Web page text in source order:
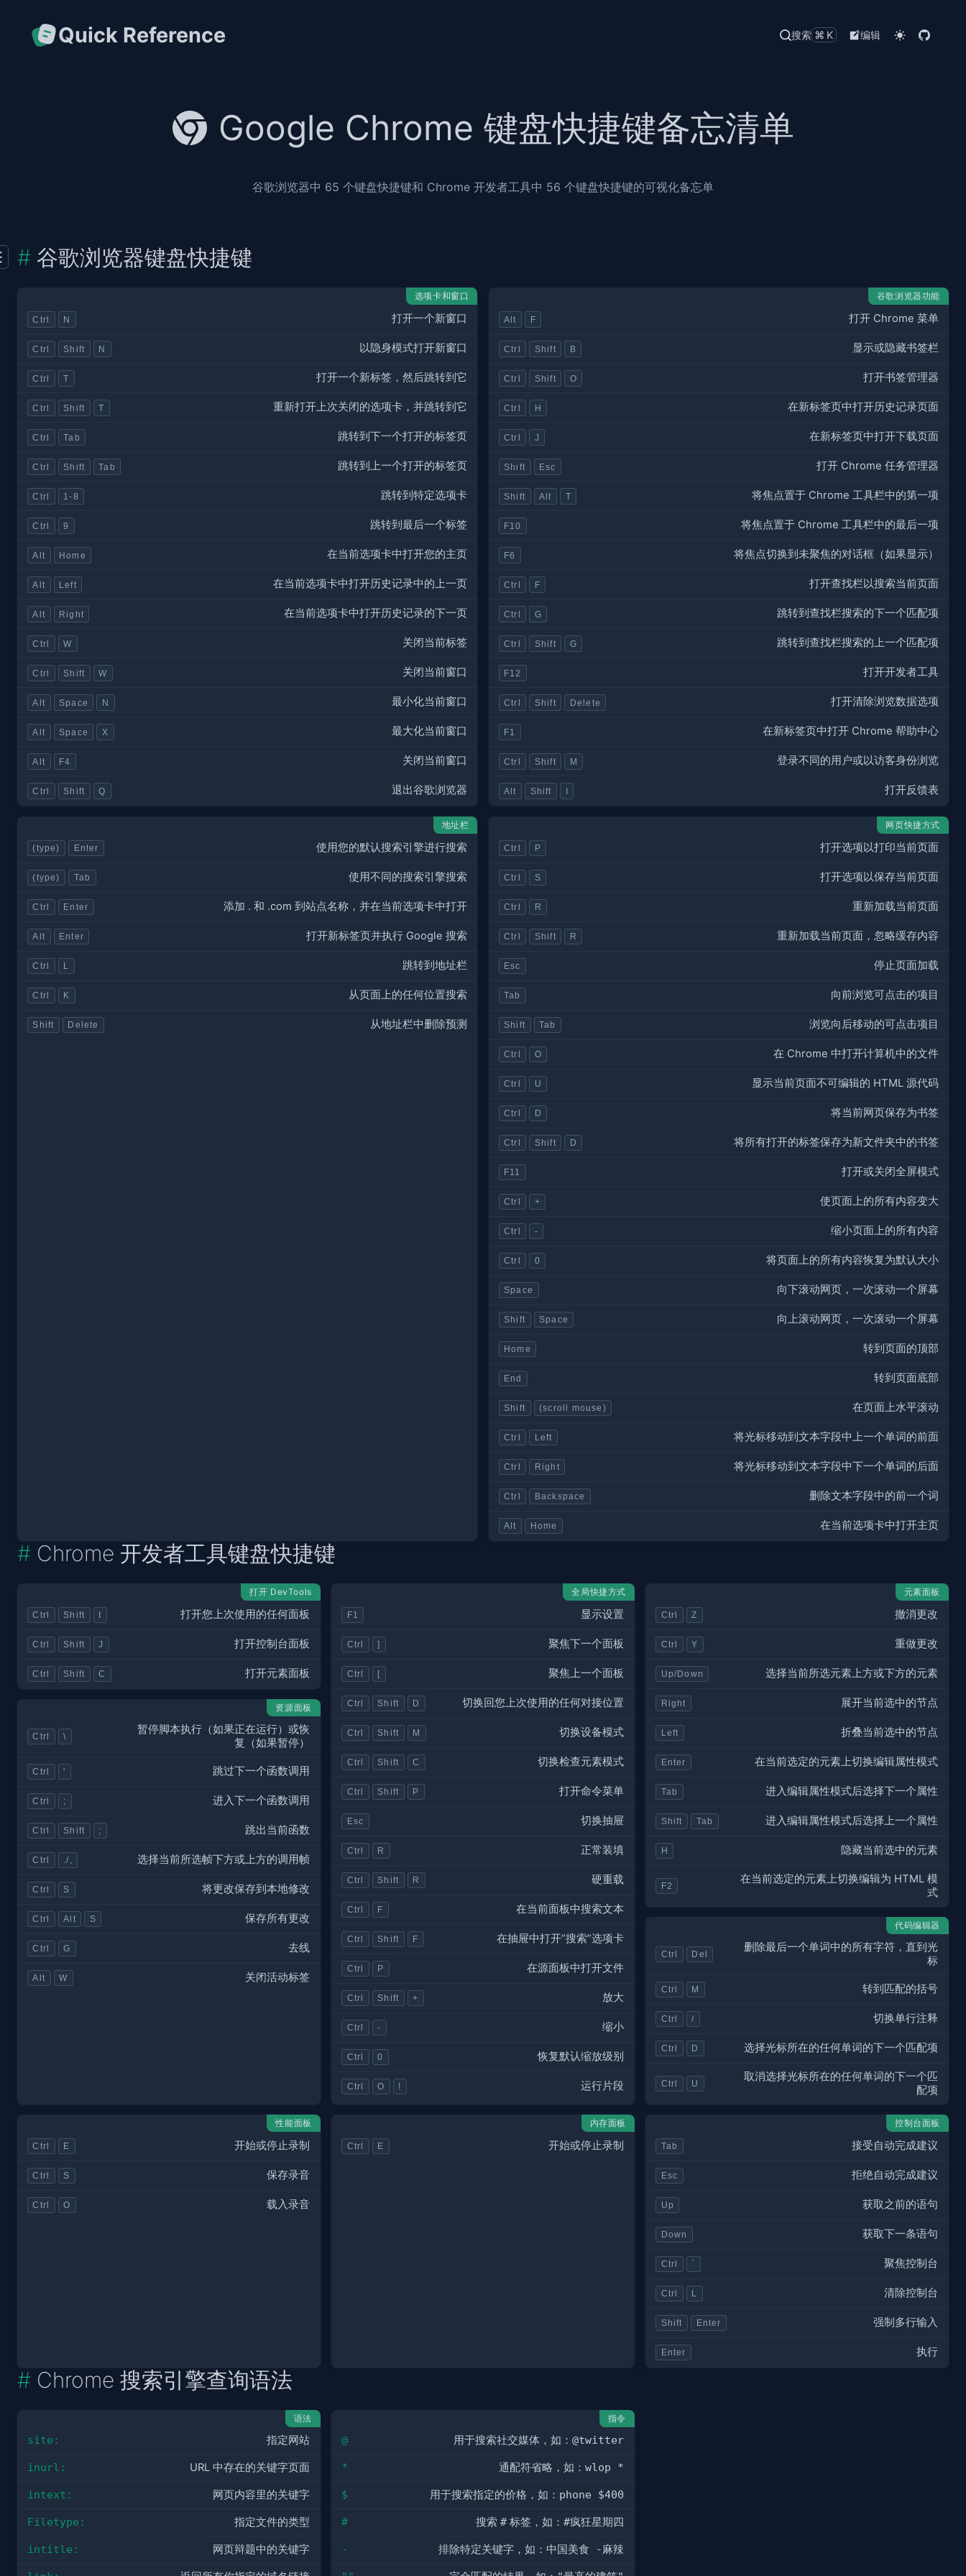
Quick Reference 搜索 ⌘K 编辑
Google Chrome 键盘快捷键备忘清单
谷歌浏览器中 65 个键盘快捷键和 Chrome 开发者工具中 56 个键盘快捷键的可视化备忘单
谷歌浏览器键盘快捷键
选项卡和窗口
Ctrl N 打开一个新窗口
Ctrl Shift N 以隐身模式打开新窗口
Ctrl T 打开一个新标签，然后跳转到它
Ctrl Shift T 重新打开上次关闭的选项卡，并跳转到它
Ctrl Tab 跳转到下一个打开的标签页
Ctrl Shift Tab 跳转到上一个打开的标签页
Ctrl 1-8 跳转到特定选项卡
Ctrl 9 跳转到最后一个标签
Alt Home 在当前选项卡中打开您的主页
Alt Left 在当前选项卡中打开历史记录中的上一页
Alt Right 在当前选项卡中打开历史记录的下一页
Ctrl W 关闭当前标签
Ctrl Shift W 关闭当前窗口
Alt Space N 最小化当前窗口
Alt Space X 最大化当前窗口
Alt F4 关闭当前窗口
Ctrl Shift Q 退出谷歌浏览器
谷歌浏览器功能
Alt F 打开 Chrome 菜单
Ctrl Shift B 显示或隐藏书签栏
Ctrl Shift O 打开书签管理器
Ctrl H 在新标签页中打开历史记录页面
Ctrl J 在新标签页中打开下载页面
Shift Esc 打开 Chrome 任务管理器
Shift Alt T 将焦点置于 Chrome 工具栏中的第一项
F10 将焦点置于 Chrome 工具栏中的最后一项
F6 将焦点切换到未聚焦的对话框（如果显示）
Ctrl F 打开查找栏以搜索当前页面
Ctrl G 跳转到查找栏搜索的下一个匹配项
Ctrl Shift G 跳转到查找栏搜索的上一个匹配项
F12 打开开发者工具
Ctrl Shift Delete 打开清除浏览数据选项
F1 在新标签页中打开 Chrome 帮助中心
Ctrl Shift M 登录不同的用户或以访客身份浏览
Alt Shift I 打开反馈表
地址栏
(type) Enter 使用您的默认搜索引擎进行搜索
(type) Tab 使用不同的搜索引擎搜索
Ctrl Enter 添加 . 和 .com 到站点名称，并在当前选项卡中打开
Alt Enter 打开新标签页并执行 Google 搜索
Ctrl L 跳转到地址栏
Ctrl K 从页面上的任何位置搜索
Shift Delete 从地址栏中删除预测
网页快捷方式
Ctrl P 打开选项以打印当前页面
Ctrl S 打开选项以保存当前页面
Ctrl R 重新加载当前页面
Ctrl Shift R 重新加载当前页面，忽略缓存内容
Esc 停止页面加载
Tab 向前浏览可点击的项目
Shift Tab 浏览向后移动的可点击项目
Ctrl O 在 Chrome 中打开计算机中的文件
Ctrl U 显示当前页面不可编辑的 HTML 源代码
Ctrl D 将当前网页保存为书签
Ctrl Shift D 将所有打开的标签保存为新文件夹中的书签
F11 打开或关闭全屏模式
Ctrl + 使页面上的所有内容变大
Ctrl - 缩小页面上的所有内容
Ctrl 0 将页面上的所有内容恢复为默认大小
Space 向下滚动网页，一次滚动一个屏幕
Shift Space 向上滚动网页，一次滚动一个屏幕
Home 转到页面的顶部
End 转到页面底部
Shift (scroll mouse) 在页面上水平滚动
Ctrl Left 将光标移动到文本字段中上一个单词的前面
Ctrl Right 将光标移动到文本字段中下一个单词的后面
Ctrl Backspace 删除文本字段中的前一个词
Alt Home 在当前选项卡中打开主页
Chrome 开发者工具键盘快捷键
打开 DevTools
Ctrl Shift I 打开您上次使用的任何面板
Ctrl Shift J 打开控制台面板
Ctrl Shift C 打开元素面板
全局快捷方式
F1 显示设置
Ctrl ] 聚焦下一个面板
Ctrl [ 聚焦上一个面板
Ctrl Shift D 切换回您上次使用的任何对接位置
Ctrl Shift M 切换设备模式
Ctrl Shift C 切换检查元素模式
Ctrl Shift P 打开命令菜单
Esc 切换抽屉
Ctrl R 正常装填
Ctrl Shift R 硬重载
Ctrl F 在当前面板中搜索文本
Ctrl Shift F 在抽屉中打开“搜索”选项卡
Ctrl P 在源面板中打开文件
Ctrl Shift + 放大
Ctrl - 缩小
Ctrl 0 恢复默认缩放级别
Ctrl O ! 运行片段
元素面板
Ctrl Z 撤消更改
Ctrl Y 重做更改
Up/Down 选择当前所选元素上方或下方的元素
Right 展开当前选中的节点
Left 折叠当前选中的节点
Enter 在当前选定的元素上切换编辑属性模式
Tab 进入编辑属性模式后选择下一个属性
Shift Tab 进入编辑属性模式后选择上一个属性
H 隐藏当前选中的元素
F2
在当前选定的元素上切换编辑为 HTML 模
式
资源面板
Ctrl \
暂停脚本执行（如果正在运行）或恢
复（如果暂停）
Ctrl ' 跳过下一个函数调用
Ctrl ; 进入下一个函数调用
Ctrl Shift ; 跳出当前函数
Ctrl ./, 选择当前所选帧下方或上方的调用帧
Ctrl S 将更改保存到本地修改
Ctrl Alt S 保存所有更改
Ctrl G 去线
Alt W 关闭活动标签
代码编辑器
Ctrl Del
删除最后一个单词中的所有字符，直到光
标
Ctrl M 转到匹配的括号
Ctrl / 切换单行注释
Ctrl D 选择光标所在的任何单词的下一个匹配项
Ctrl U
取消选择光标所在的任何单词的下一个匹
配项
性能面板
Ctrl E 开始或停止录制
Ctrl S 保存录音
Ctrl O 载入录音
内存面板
Ctrl E 开始或停止录制
控制台面板
Tab 接受自动完成建议
Esc 拒绝自动完成建议
Up 获取之前的语句
Down 获取下一条语句
Ctrl ` 聚焦控制台
Ctrl L 清除控制台
Shift Enter 强制多行输入
Enter 执行
Chrome 搜索引擎查询语法
语法
site: 指定网站
inurl: URL 中存在的关键字页面
intext: 网页内容里的关键字
Filetype: 指定文件的类型
intitle: 网页辩题中的关键字
指令
@ 用于搜索社交媒体，如：@twitter
* 通配符省略，如：wlop *
$ 用于搜索指定的价格，如： phone $400
# 搜索# 标签，如：#疯狂星期四
- 排除特定关键字，如：中国美食 -麻辣